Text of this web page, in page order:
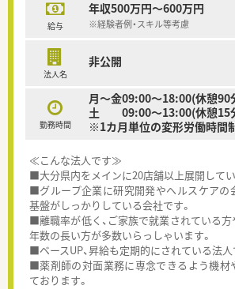
給与
年収500万円～600万円
※経験者例・スキル等考慮
法人名
非公開
勤務時間
月～金09:00～18:00(休憩90
土 09:00～13:00(休憩15
※1カ月単位の変形労働時間
≪こんな法人です≫
■大分県内をメインに20店舗以上展開してい
■グループ企業に研究開発やヘルスケアの
基盤がしっかりしている会社です。
■離職率が低く、ご家族で就業されている
年数の長い方が多数いらっしゃいます。
■ベースUP、昇給も定期的にされている法人
■薬剤師の対面業務に専念できるよう機材
ております。